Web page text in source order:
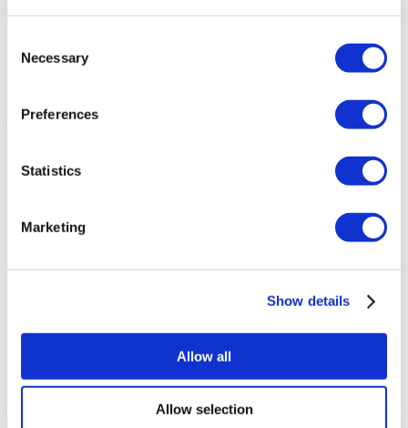
Selection
Necessary
Preferences
Statistics
Marketing
Show details
Allow all
Allow selection